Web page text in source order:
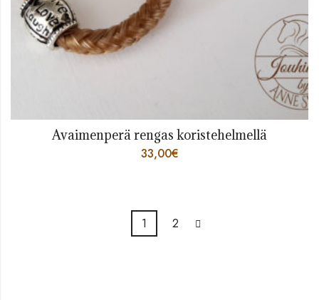
Avaimenperä rengas koristehelmellä
33,00€
1 2